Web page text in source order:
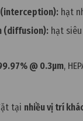
(interception): hạt
(diffusion): hạt
@ 0.3µm,
tại nhiều vị trí